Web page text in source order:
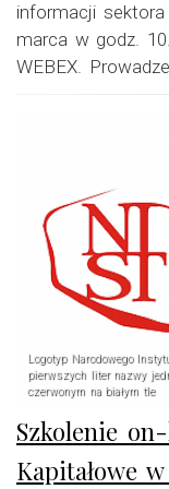
informacji sektora
marca w godz.
WEBEX.
Logotyp Narodowego
pierwszych liter nazwy
czerwonym na białym tle
Szkolenie
Kapitałowe